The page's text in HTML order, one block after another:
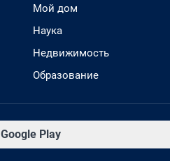
Мой дом
Наука
Недвижимость
Образование
Google Play